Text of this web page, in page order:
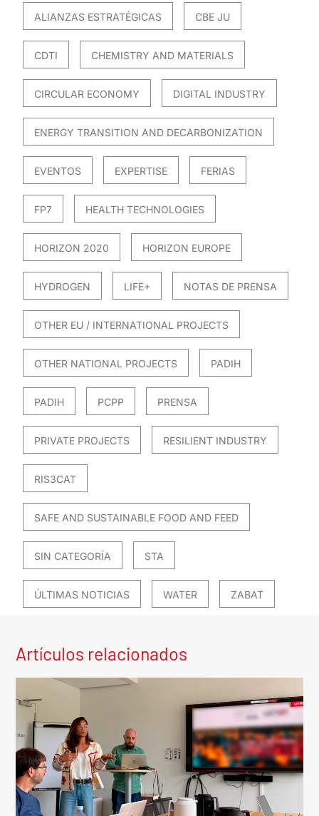
ALIANZAS ESTRATÉGICAS CBE JU
CDTI CHEMISTRY AND MATERIALS
CIRCULAR ECONOMY DIGITAL INDUSTRY
ENERGY TRANSITION AND DECARBONIZATION
EVENTOS EXPERTISE FERIAS
FP7 HEALTH TECHNOLOGIES
HORIZON 2020 HORIZON EUROPE
HYDROGEN LIFE+ NOTAS DE PRENSA
OTHER EU / INTERNATIONAL PROJECTS
OTHER NATIONAL PROJECTS PADIH
PADIH PCPP PRENSA
PRIVATE PROJECTS RESILIENT INDUSTRY
RIS3CAT
SAFE AND SUSTAINABLE FOOD AND FEED
SIN CATEGORÍA STA
ÚLTIMAS NOTICIAS WATER ZABAT
Artículos relacionados